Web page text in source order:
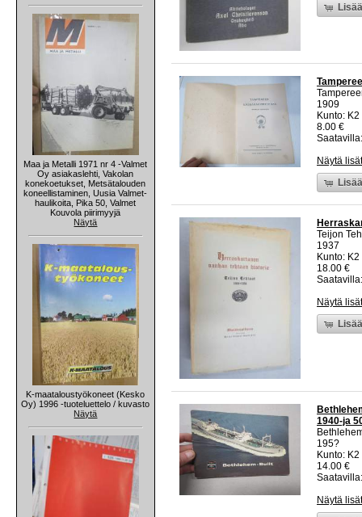
Maa ja Metalli 1971 nr 4 -Valmet
Oy asiakaslehti, Vakolan
konekoetukset, Metsätalouden
koneellistaminen, Uusia Valmet-
haulikoita, Pika 50, Valmet
Kouvola piirimyyjä
Näytä
K-maataloustyökoneet (Kesko
Oy) 1996 -tuoteluettelo / kuvasto
Näytä
1909
Kunto:
8.00 €
Näytä
Teijon
1937
Kunto:
18.00 €
Näytä
1940-ja
195?
Kunto:
14.00 €
Näytä